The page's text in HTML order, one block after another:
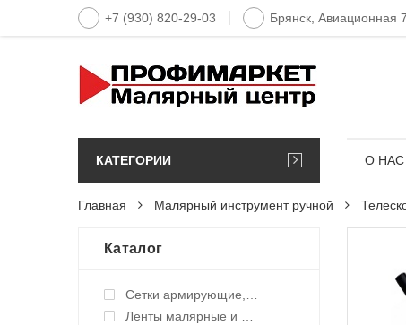
+7 (930) 820-29-03 Брянск, Авиационная
КАТЕГОРИИ О НАС
Главная Малярный инструмент ручной
Каталог
Сетки армирующие, ленты уплотнительные
Ленты малярные и укрывные материалы